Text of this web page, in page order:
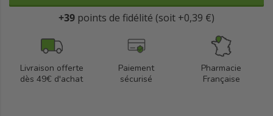
+39 points de fidélité (soit +0,39 €)
Livraison offerte
dès 49€ d'achat
Paiement
sécurisé
Pharmacie
Française